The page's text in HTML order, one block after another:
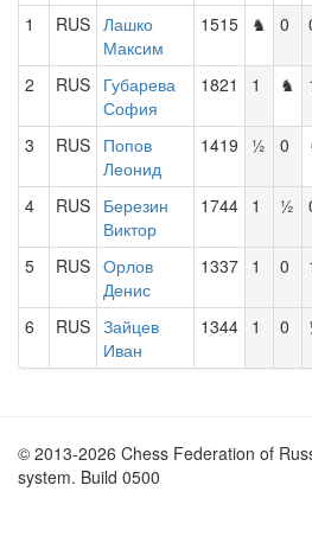
1 RUS Лашко
Максим
1515 ♞ 0
2 RUS Губарева
София
1821 1 ♞
3 RUS Попов
Леонид
1419 ½ 0
4 RUS Березин
Виктор
1744 1 ½
5 RUS Орлов
Денис
1337 1 0
6 RUS Зайцев
Иван
1344 1 0
© 2013-2026 Chess Federation of
system. Build 0500